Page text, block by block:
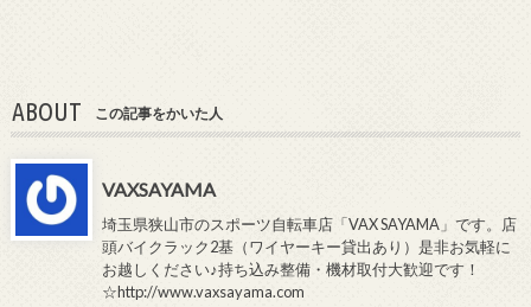
ABOUT この記事をかいた人
VAXSAYAMA
埼玉県狭山市のスポーツ自転車店「VAX SAYAMA」です。店
頭バイクラック2基（ワイヤーキー貸出あり）是非お気軽に
お越しください♪持ち込み整備・機材取付大歓迎です！
☆http://www.vaxsayama.com